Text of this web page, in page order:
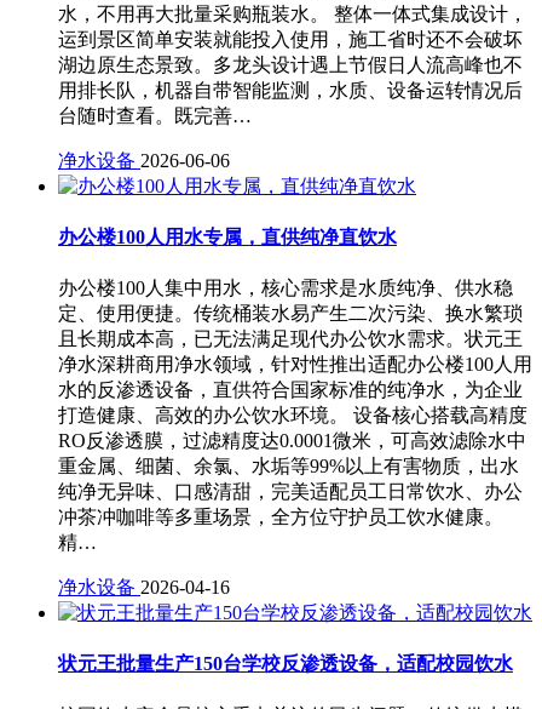
水，不用再大批量采购瓶装水。 整体一体式集成设计，
运到景区简单安装就能投入使用，施工省时还不会破坏
湖边原生态景致。多龙头设计遇上节假日人流高峰也不
用排长队，机器自带智能监测，水质、设备运转情况后
台随时查看。既完善…
净水设备 2026-06-06
办公楼100人用水专属，直供纯净直饮水
办公楼100人集中用水，核心需求是水质纯净、供水稳
定、使用便捷。传统桶装水易产生二次污染、换水繁琐
且长期成本高，已无法满足现代办公饮水需求。状元王
净水深耕商用净水领域，针对性推出适配办公楼100人用
水的反渗透设备，直供符合国家标准的纯净水，为企业
打造健康、高效的办公饮水环境。 设备核心搭载高精度
RO反渗透膜，过滤精度达0.0001微米，可高效滤除水中
重金属、细菌、余氯、水垢等99%以上有害物质，出水
纯净无异味、口感清甜，完美适配员工日常饮水、办公
冲茶冲咖啡等多重场景，全方位守护员工饮水健康。
精…
净水设备 2026-04-16
状元王批量生产150台学校反渗透设备，适配校园饮水